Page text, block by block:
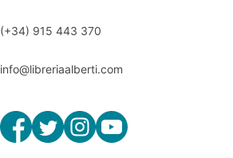
(+34) 915 443 370
info@libreriaalberti.com